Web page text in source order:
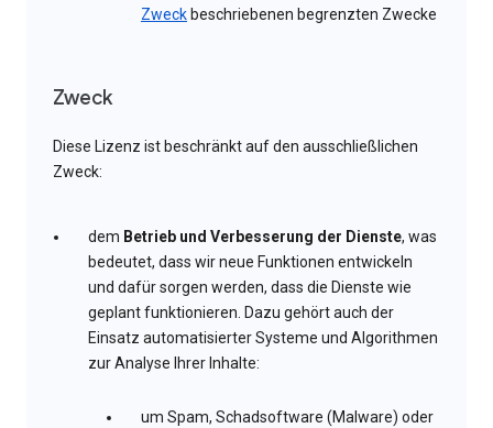
Zweck beschriebenen begrenzten Zwecke
Zweck
Diese Lizenz ist beschränkt auf den ausschließlichen
Zweck:
dem Betrieb und Verbesserung der Dienste, was
bedeutet, dass wir neue Funktionen entwickeln
und dafür sorgen werden, dass die Dienste wie
geplant funktionieren. Dazu gehört auch der
Einsatz automatisierter Systeme und Algorithmen
zur Analyse Ihrer Inhalte:
um Spam, Schadsoftware (Malware) oder